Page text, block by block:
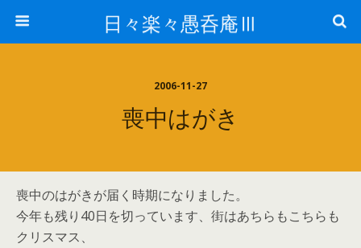
日々楽々愚呑庵Ⅲ
2006-11-27
喪中はがき
喪中のはがきが届く時期になりました。
今年も残り40日を切っています、街はあちらもこちらも
クリスマス、